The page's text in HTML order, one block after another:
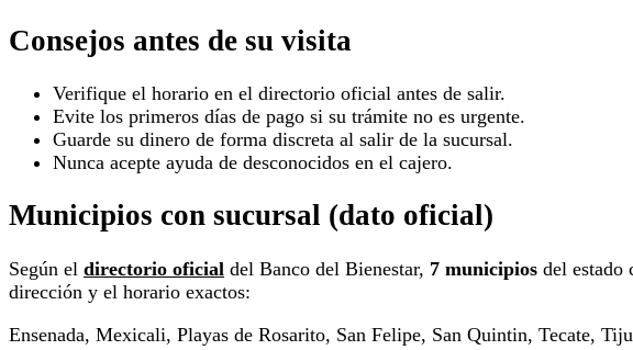
Consejos antes de su visita
Verifique el horario en el directorio oficial antes de salir.
Evite los primeros días de pago si su trámite no es urgente.
Guarde su dinero de forma discreta al salir de la sucursal.
Nunca acepte ayuda de desconocidos en el cajero.
Municipios con sucursal (dato oficial)
Según el directorio oficial del Banco del Bienestar, 7 municipios del estado
dirección y el horario exactos:
Ensenada, Mexicali, Playas de Rosarito, San Felipe, San Quintin, Tecate,